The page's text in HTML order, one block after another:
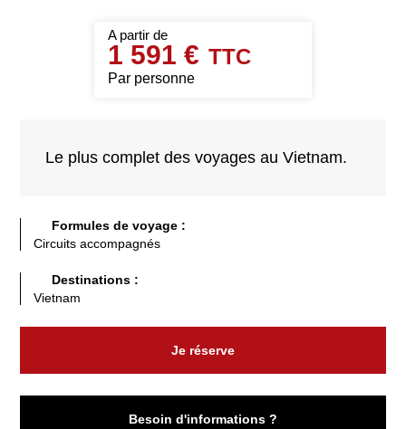
1 591 €
Par personne
Le plus complet des voyages au Vietnam.
Formules de voyage :
Circuits accompagnés
Destinations :
Vietnam
Je réserve
Besoin d'informations ?